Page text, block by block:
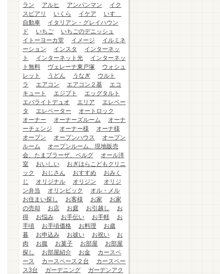
ラン
アルヒ アンパンマン
イク
スピアリ
いくら イケア
いすゞ
自動車
イタリアン・グレイハウン
ド
いちご
いちごのデニッシュ
イトーヨーカ堂
イメージ
イルミネ
ーション
インスタ
インターネッ
ト
インターネット光
インターネッ
ト無料
ヴェレーナ東戸塚
ウォシュ
レット
うどん うなぎ
ウルト
ラ
エアコン エアコン２基
エコ
キュート
エジプト
エッグタルト
エバライトデュオ
エリア
エレベー
タ
エレベーター
オートロック
オーナー
オーナーズルーム
オーナ
ーチェンジ
オーナー様
オーナ様
オープン
オープンハウス
オープン
ルーム
オープンルーム、現地販売
会、たまプラーザ、ベルグ
オール洋
室
おいしい
おぎはらこどもクリニ
ック
おじさん おすすめ
おみく
じ
オリジナル オリジン
オリジ
ン弁当
オリンピック
オル・メル
お住まい探し
お客様 お家
お家
の売却
お店 お庭 お引越し
お
得
お悩み お手伝い お手軽
お
手頃
お手頃価格 お料理
お歳
暮
お申込み お祓い お祝い
お
肉
お腹 お菓子 お部屋
お部屋
探し
お部屋紹介 お金
カースペ
ース
カースペース２台
カースペー
ス3台
ガーデニング
ガーデンアク